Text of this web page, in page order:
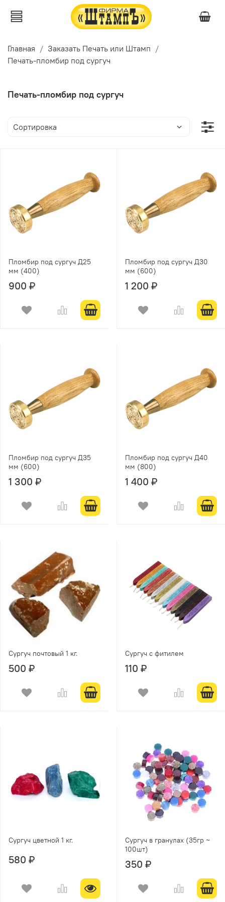
Главная
Заказать Печать или Штамп
Печать-пломбир под сургуч
Печать-пломбир под сургуч
Пломбир под сургуч Д25
мм (400)
900 ₽
Пломбир под сургуч Д30
мм (600)
1 200 ₽
Пломбир под сургуч Д35
мм (600)
1 300 ₽
Пломбир под сургуч Д40
мм (800)
1 400 ₽
Сургуч почтовый 1 кг.
500 ₽
Сургуч с фитилем
110 ₽
Сургуч цветной 1 кг.
580 ₽
Сургуч в гранулах (35гр ~
100шт)
350 ₽